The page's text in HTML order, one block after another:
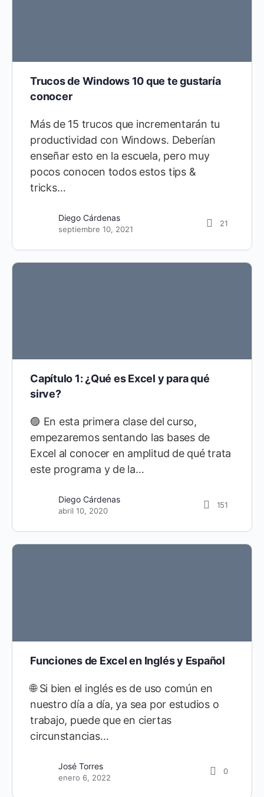
Trucos de Windows 10 que te gustaría
conocer
Más de 15 trucos que incrementarán tu
productividad con Windows. Deberían
enseñar esto en la escuela, pero muy
pocos conocen todos estos tips &
tricks…
Diego Cárdenas
septiembre 10, 2021
21
Capítulo 1: ¿Qué es Excel y para qué
sirve?
🟣 En esta primera clase del curso,
empezaremos sentando las bases de
Excel al conocer en amplitud de qué trata
este programa y de la…
Diego Cárdenas
abril 10, 2020
151
Funciones de Excel en Inglés y Español
🌐 Si bien el inglés es de uso común en
nuestro día a día, ya sea por estudios o
trabajo, puede que en ciertas
circunstancias…
José Torres
enero 6, 2022
0